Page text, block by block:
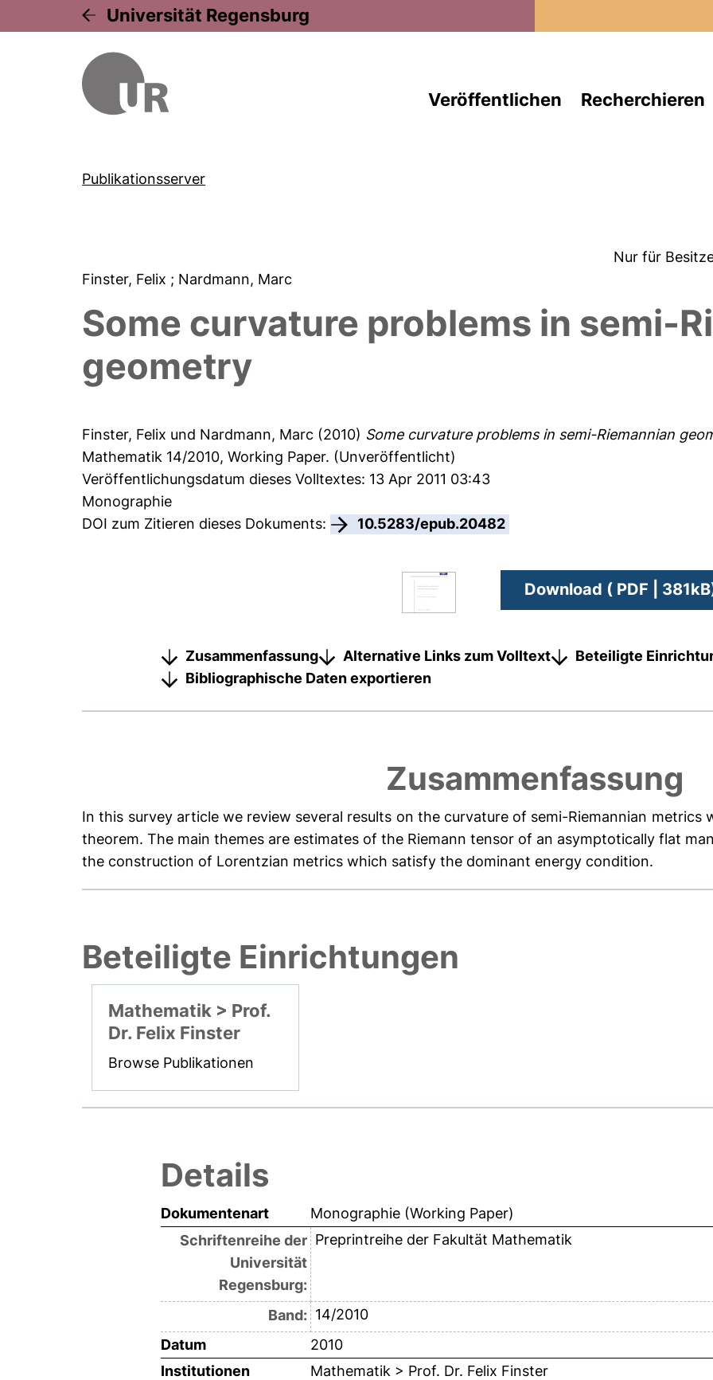
Universität Regensburg
Veröffentlichen Recherchieren
Publikationsserver
Nur für
Finster, Felix ; Nardmann, Marc
Some curvature problems in semi-
geometry
Finster, Felix und Nardmann, Marc (2010) Some curvature problems in semi-Riemannian
Mathematik 14/2010, Working Paper. (Unveröffentlicht)
Veröffentlichungsdatum dieses Volltextes: 13 Apr 2011 03:43
Monographie
DOI zum Zitieren dieses Dokuments:
10.5283/epub.20482
Download ( PDF |
Zusammenfassung Alternative Links zum Volltext
Beteiligte
Bibliographische Daten exportieren
Zusammenfassung
In this survey article we review several results on the curvature of semi-Riemannian
theorem. The main themes are estimates of the Riemann tensor of an asymptotically flat
the construction of Lorentzian metrics which satisfy the dominant energy condition.
Beteiligte Einrichtungen
Mathematik > Prof.
Dr. Felix Finster
Browse Publikationen
Details
Dokumentenart
Monographie (Working Paper)
Schriftenreihe der
Universität
Regensburg:
Preprintreihe der Fakultät Mathematik
Band: 14/2010
Datum
2010
Institutionen
Mathematik > Prof. Dr. Felix Finster